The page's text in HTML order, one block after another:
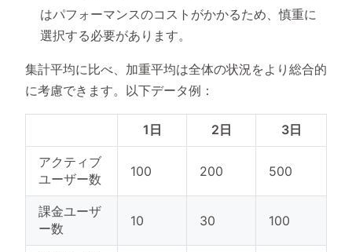
はパフォーマンスのコストがかかるため、慎重に
選択する必要があります。
集計平均に比べ、加重平均は全体の状況をより総合的
に考慮できます。以下データ例：
1日 2日 3日
アクティブ
ユーザー数
100 200 500
課金ユーザ
ー数
10 30 100